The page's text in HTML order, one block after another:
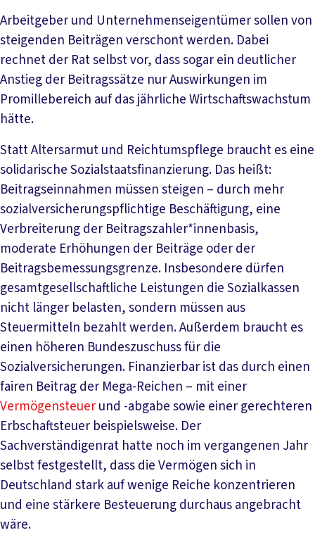
Arbeitgeber und Unternehmenseigentümer sollen von
steigenden Beiträgen verschont werden. Dabei
rechnet der Rat selbst vor, dass sogar ein deutlicher
Anstieg der Beitragssätze nur Auswirkungen im
Promillebereich auf das jährliche Wirtschaftswachstum
hätte.
Statt Altersarmut und Reichtumspflege braucht es eine
solidarische Sozialstaatsfinanzierung. Das heißt:
Beitragseinnahmen müssen steigen – durch mehr
sozialversicherungspflichtige Beschäftigung, eine
Verbreiterung der Beitragszahler*innenbasis,
moderate Erhöhungen der Beiträge oder der
Beitragsbemessungsgrenze. Insbesondere dürfen
gesamtgesellschaftliche Leistungen die Sozialkassen
nicht länger belasten, sondern müssen aus
Steuermitteln bezahlt werden. Außerdem braucht es
einen höheren Bundeszuschuss für die
Sozialversicherungen. Finanzierbar ist das durch einen
fairen Beitrag der Mega-Reichen – mit einer
Vermögensteuerund -abgabe sowie einer gerechteren
Erbschaftsteuer beispielsweise. Der
Sachverständigenrat hatte noch im vergangenen Jahr
selbst festgestellt, dass die Vermögen sich in
Deutschland stark auf wenige Reiche konzentrieren
und eine stärkere Besteuerung durchaus angebracht
wäre.